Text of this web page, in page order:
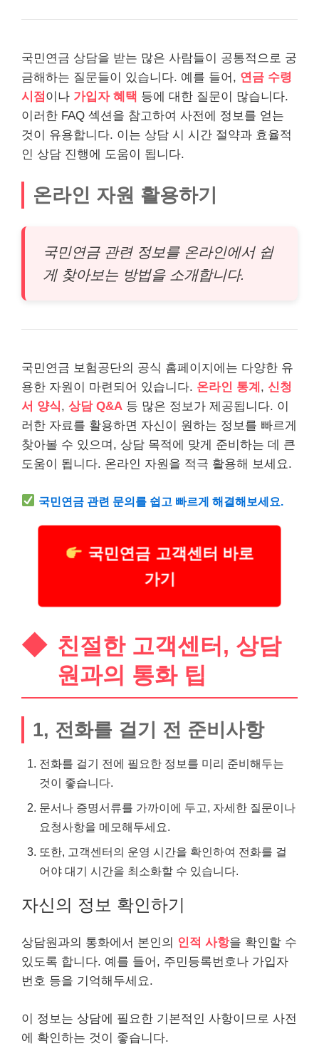
국민연금 상담을 받는 많은 사람들이 공통적으로 궁
금해하는 질문들이 있습니다. 예를 들어, 연금 수령
시점 이나 가입자 혜택 등에 대한 질문이 많습니다.
이러한 FAQ 섹션을 참고하여 사전에 정보를 얻는
것이 유용합니다. 이는 상담 시 시간 절약과 효율적
인 상담 진행에 도움이 됩니다.
온라인 자원 활용하기
국민연금 관련 정보를 온라인에서 쉽
게 찾아보는 방법을 소개합니다.
국민연금 보험공단의 공식 홈페이지에는 다양한 유
용한 자원이 마련되어 있습니다. 온라인 통계 , 신청
서 양식, 상담 Q&A 등 많은 정보가 제공됩니다. 이
러한 자료를 활용하면 자신이 원하는 정보를 빠르게
찾아볼 수 있으며, 상담 목적에 맞게 준비하는 데 큰
도움이 됩니다. 온라인 자원을 적극 활용해 보세요.
국민연금 관련 문의를 쉽고 빠르게 해결해보세요.
국민연금 고객센터 바로
가기
친절한 고객센터, 상담
원과의 통화 팁
1, 전화를 걸기 전 준비사항
전화를 걸기 전에 필요한 정보를 미리 준비해두는
것이 좋습니다.
문서나 증명서류를 가까이에 두고, 자세한 질문이나
요청사항을 메모해두세요.
또한, 고객센터의 운영 시간을 확인하여 전화를 걸
어야 대기 시간을 최소화할 수 있습니다.
자신의 정보 확인하기
상담원과의 통화에서 본인의 인적 사항을 확인할 수
있도록 합니다. 예를 들어, 주민등록번호나 가입자
번호 등을 기억해두세요.
이 정보는 상담에 필요한 기본적인 사항이므로 사전
에 확인하는 것이 좋습니다.